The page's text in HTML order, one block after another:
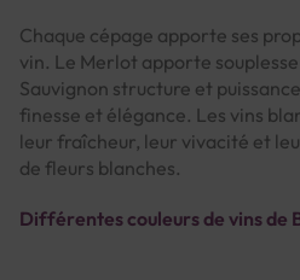
Chaque cépage apporte ses
vin. Le Merlot apporte
Sauvignon structure et
finesse et élégance. Les vins
leur fraîcheur, leur vivacité et
de fleurs blanches.
Différentes couleurs de vins de